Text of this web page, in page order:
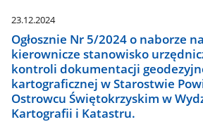
23.12.2024
Ogłosznie Nr 5/2024 o naborze
kierownicze stanowisko
kontroli dokumentacji
kartograficznej w Starostwie
Ostrowcu Świętokrzyskim w
Kartografii i Katastru.